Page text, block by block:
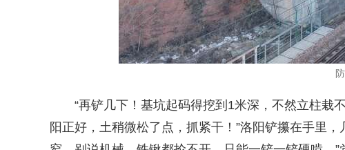
“再铲几下！基坑起码得挖到1米深，不然立柱栽
阳正好，土稍微松了点，抓紧干！”洛阳铲攥在手里